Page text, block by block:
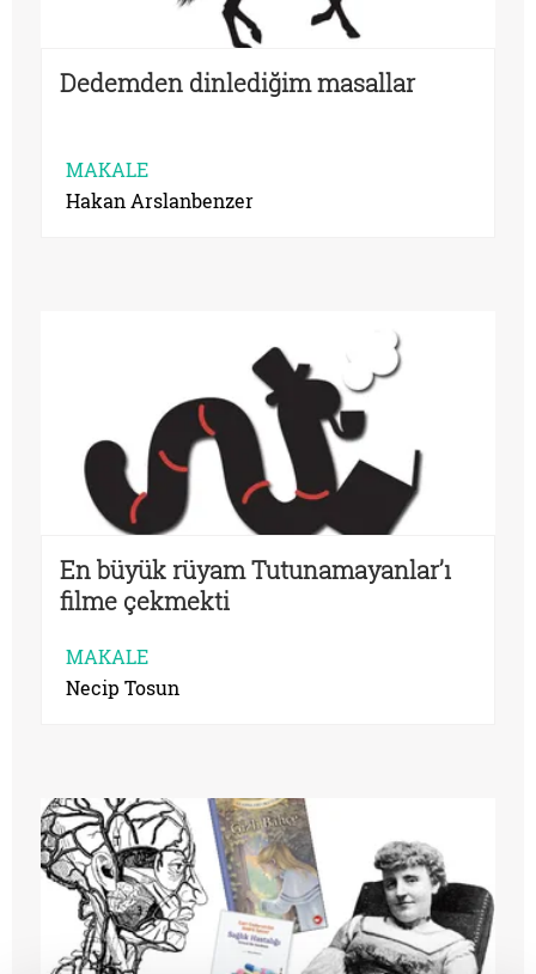
Dedemden dinlediğim masallar
MAKALE
Hakan Arslanbenzer
En büyük rüyam Tutunamayanlar’ı
filme çekmekti
MAKALE
Necip Tosun